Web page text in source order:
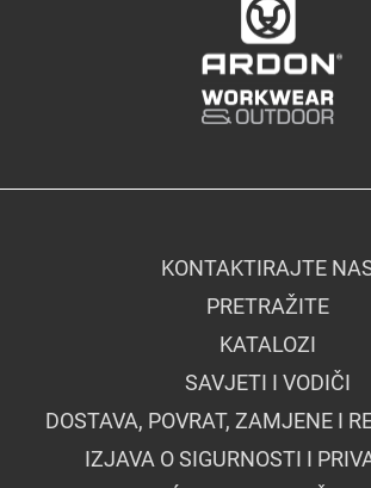
KONTAKTIRAJTE
PRETRAŽITE
KATALOZI
SAVJETI I VODIČI
DOSTAVA, POVRAT, ZAMJENE I
IZJAVA O SIGURNOSTI I